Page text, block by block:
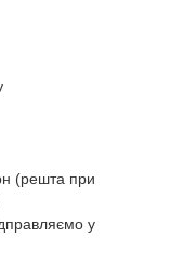
(решта при
у